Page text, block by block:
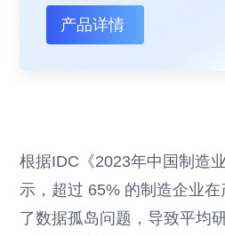
产品详情
根据IDC《2023年中国制造
示，超过 65% 的制造企业
了数据孤岛问题，导致平均